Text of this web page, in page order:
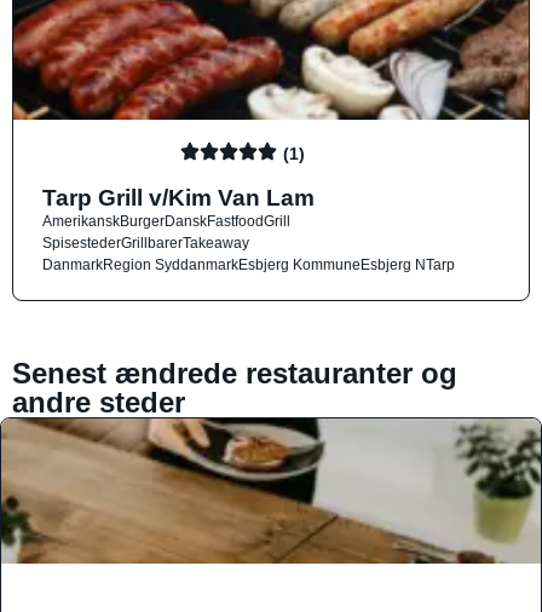
(1)
Tarp Grill v/Kim Van Lam
AmerikanskBurgerDanskFastfoodGrill
SpisestederGrillbarerTakeaway
DanmarkRegion SyddanmarkEsbjerg KommuneEsbjerg NTarp
Senest ændrede restauranter og
andre steder